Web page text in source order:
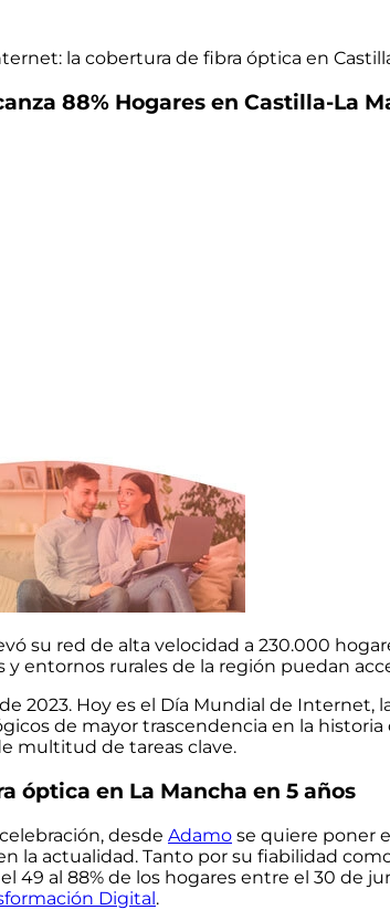
la cobertura de fibra óptica en
88% Hogares en Castilla-La
su red de alta velocidad a 230.000
y entornos rurales de la región puedan
2023. Hoy es el Día Mundial de Internet,
de mayor trascendencia en la
multitud de tareas clave.
óptica en La Mancha en 5 años
desde Adamo se quiere poner
la actualidad. Tanto por su fiabilidad
49 al 88% de los hogares entre el 30 de
Digital.